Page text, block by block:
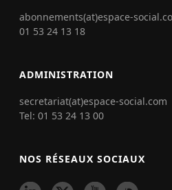
abonnements(at)espace-
01 53 24 13 18
ADMINISTRATION
secretariat(at)espace-social.com
Tel: 01 53 24 13 00
NOS RÉSEAUX SOCIAUX